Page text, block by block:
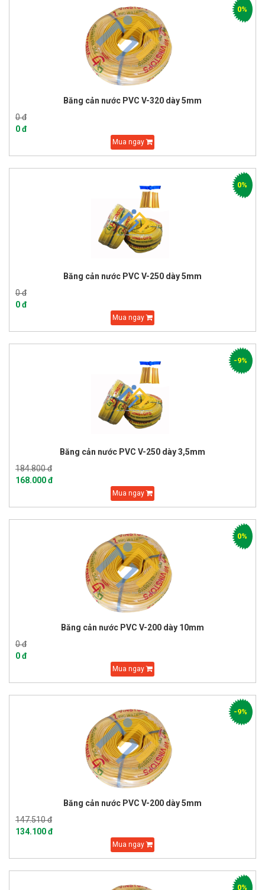
Băng cản nước PVC V-320 dày 5mm
0 đ
0 đ
Mua ngay
0%
Băng cản nước PVC V-250 dày 5mm
0 đ
0 đ
Mua ngay
0%
Băng cản nước PVC V-250 dày 3,5mm
184.800 đ
168.000 đ
Mua ngay
-9%
Băng cản nước PVC V-200 dày 10mm
0 đ
0 đ
Mua ngay
0%
Băng cản nước PVC V-200 dày 5mm
147.510 đ
134.100 đ
Mua ngay
-9%
0%